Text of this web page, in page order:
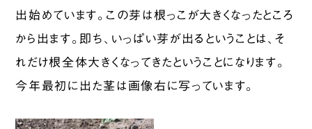
出始めています。この芽は根っこが大きくなったところ
から出ます。即ち、いっぱい芽が出るということは、そ
れだけ根全体大きくなってきたということになります。
今年最初に出た茎は画像右に写っています。